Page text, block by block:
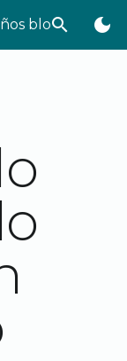
bloggeando
search dark_mode